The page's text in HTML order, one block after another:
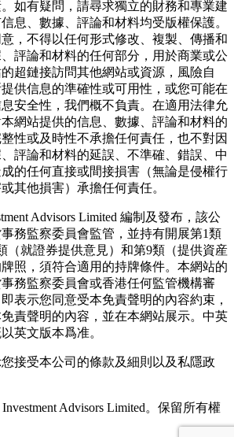
如有疑問，請尋求獨立的財務和專業建
息、數據、評論和材料均受版權保護。
，不得以任何形式修改、複製、傳播和
評論和材料的任何部分，用於商業或公
超鏈接訪問其他網站或資源，風險自
供信息的準確性或可用性，或您可能在
安全性，我們概不負責。在適用法律允
網站提供的信息、數據、評論和材料的
性或及時性不承擔任何責任，也不對因
評論和材料的延誤、不準確、錯誤、中
的任何直接或間接損害（無論是侵權行
其他損害）承擔任何責任。
Advisors Limited 編制及發布，該公
務監察委員會監管，並持有開展第1類
（就證券提供意見）和第9類（提供資産
照，須符合適用的持牌條件。本網站的
務監察委員會或香港任何監管機構審
表示您同意受本免責聲明的內容約束，
責聲明的內容，並在本網站展示。中英
英文版本爲准。
接受本公司的條款及細則以及私隱政
Advisors Limited。保留所有權